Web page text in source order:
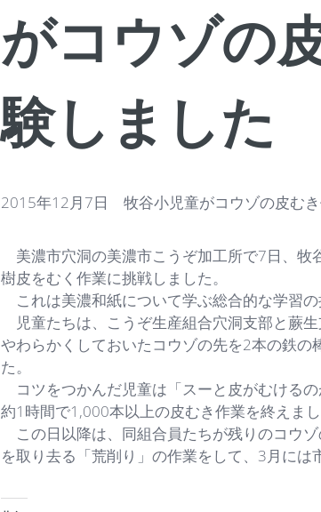
がコウゾの
験しました
2015年12月7日 牧谷小児童がコウゾの皮む
美濃市穴洞の美濃市こうぞ加工所で7日、牧
樹皮をむく作業に挑戦しました。
これは美濃和紙について学ぶ総合的な学習の
児童たちは、こうぞ生産組合穴洞支部と蕨
やわらかくしておいたコウゾの先を2本の鉄
た。
コツをつかんだ児童は「スーと皮がむける
約1時間で1,000本以上の皮むき作業を終えまし
この日以降は、同組合員たちが残りのコウ
を取り去る「荒削り」の作業をして、3月には